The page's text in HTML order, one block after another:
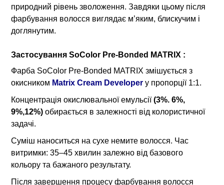
природний рівень зволоження. Завдяки цьому після
фарбування волосся виглядає м’яким, блискучим і
доглянутим.
Застосування SoColor Pre-Bonded MATRIX :
Фарба SoColor Pre-Bonded MATRIX змішується з
окисником Matrix Cream Developer у пропорції 1:1.
Концентрація окислювальної емульсії(3%. 6%,
9%,12%)обирається в залежності від колористичної
задачі.
Суміш наноситься на сухе немите волосся. Час
витримки: 35–45 хвилин залежно від базового
кольору та бажаного результату.
Після завершення процесу фарбування волосся